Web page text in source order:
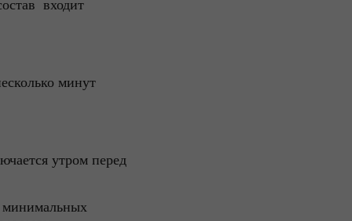
входит
минут
утром перед
минимальных